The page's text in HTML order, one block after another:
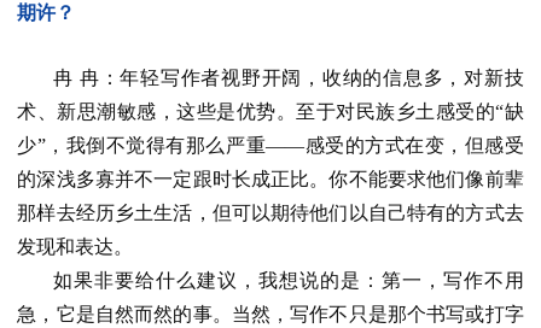
期许？
冉 冉：年轻写作者视野开阔，收纳的信息多，对新技
术、新思潮敏感，这些是优势。至于对民族乡土感受的“缺
少”，我倒不觉得有那么严重——感受的方式在变，但感受
的深浅多寡并不一定跟时长成正比。你不能要求他们像前辈
那样去经历乡土生活，但可以期待他们以自己特有的方式去
发现和表达。
如果非要给什么建议，我想说的是：第一，写作不用
急，它是自然而然的事。当然，写作不只是那个书写或打字